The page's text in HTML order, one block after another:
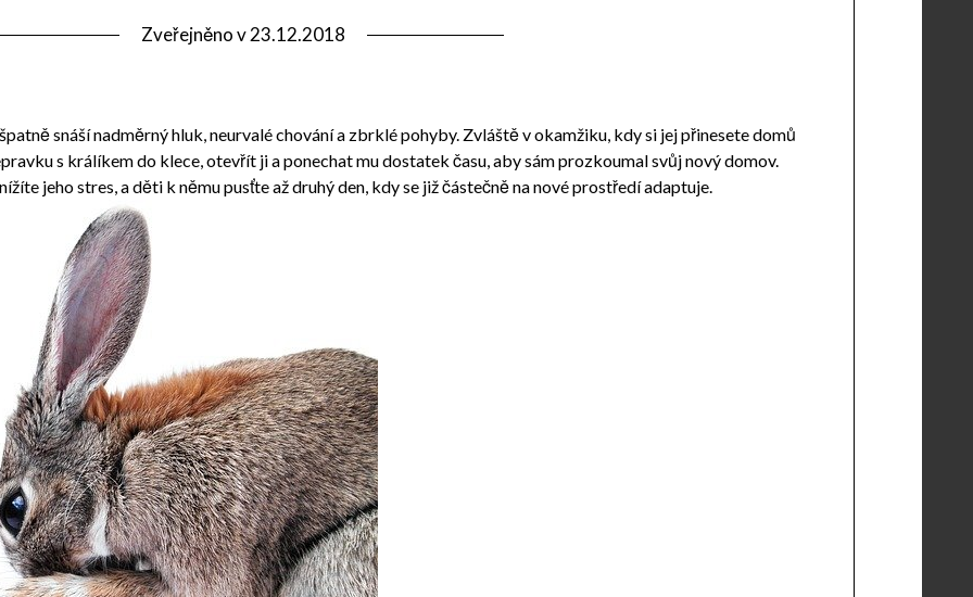
Zveřejněno v23.12.2018
snáší nadměrný hluk, neurvalé chování a zbrklé pohyby. Zvláště v okamžiku, kdy si jej přinesete domů
s králíkem do klece, otevřít ji a ponechat mu dostatek času, aby sám prozkoumal svůj nový domov.
jeho stres, a děti k němu pusťte až druhý den, kdy se již částečně na nové prostředí adaptuje.